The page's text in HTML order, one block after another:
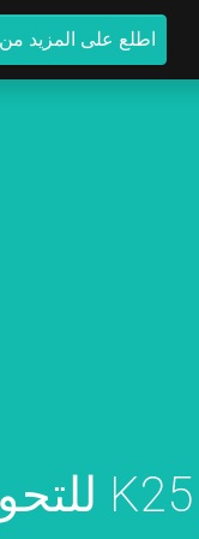
اطلع على المزيد من